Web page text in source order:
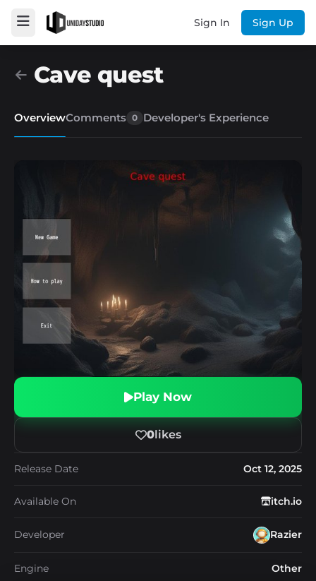
Sign In Sign Up
Cave quest
OverviewComments 0 Developer's Experience
Play Now
0likes
Release Date Oct 12, 2025
Available On itch.io
Developer Razier
Engine Other